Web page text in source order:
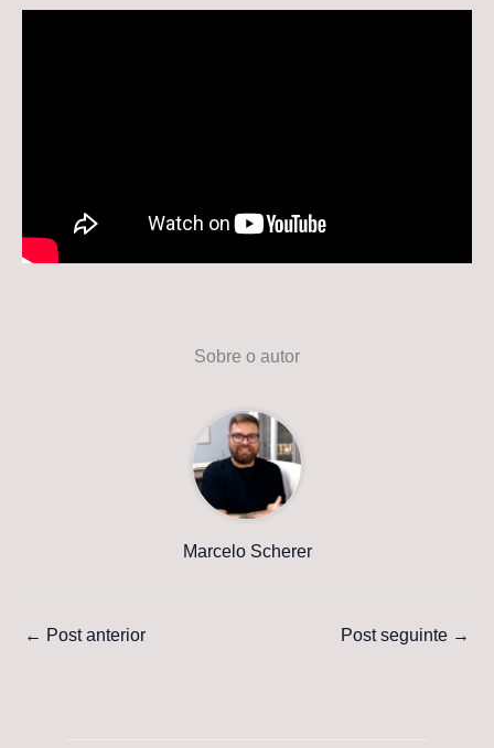
Sobre o autor
Marcelo Scherer
← Post anterior Post seguinte →